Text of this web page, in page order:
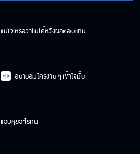
แน่ใจเหรอว่าไม่ได้หวังผลตอบแทน
อย่ายอมใครง่าย ๆ เข้าใจมั้ย
แอบคุยอะไรกัน